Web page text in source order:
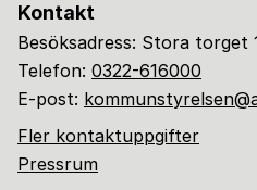
Kontakt
Besöksadress: Stora torget
Telefon: 0322-616000
E-post:
Fler kontaktuppgifter
Pressrum